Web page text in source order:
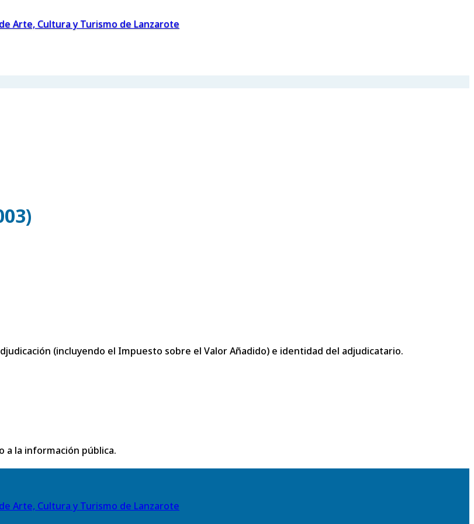
Arte, Cultura y Turismo de Lanzarote
(incluyendo el Impuesto sobre el Valor Añadido) e identidad del adjudicatario.
a la información pública.
Arte, Cultura y Turismo de Lanzarote